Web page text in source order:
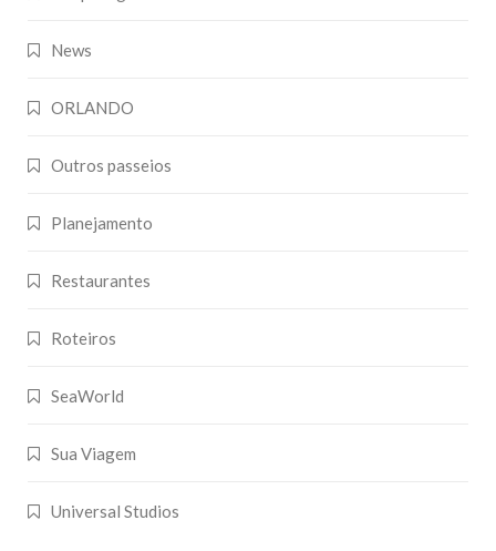
News
ORLANDO
Outros passeios
Planejamento
Restaurantes
Roteiros
SeaWorld
Sua Viagem
Universal Studios